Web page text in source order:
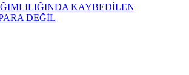
KAYBEDİLEN
DEĞİL